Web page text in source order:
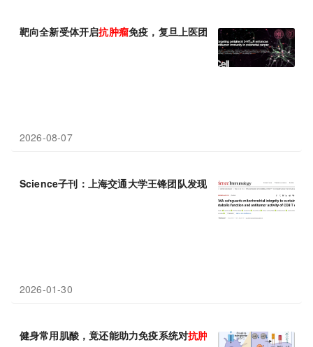
靶向全新受体开启抗肿瘤免疫，复旦上医团队Cell发文
2026-08-07
Science子刊：上海交通大学王锋团队发现PTMA通过维持线粒体
2026-01-30
健身常用肌酸，竟还能助力免疫系统对抗肿瘤